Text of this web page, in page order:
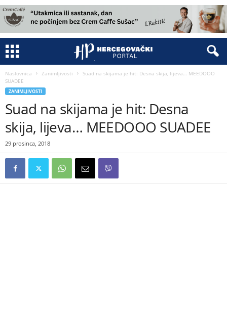
Naslovnica Zanimljivosti
Suad na skijama je hit: Desna skija, lijeva… MEEDOOO
SUADEE
ZANIMLJIVOSTI
Suad na skijama je hit: Desna
skija, lijeva… MEEDOOO SUADEE
29 prosinca, 2018